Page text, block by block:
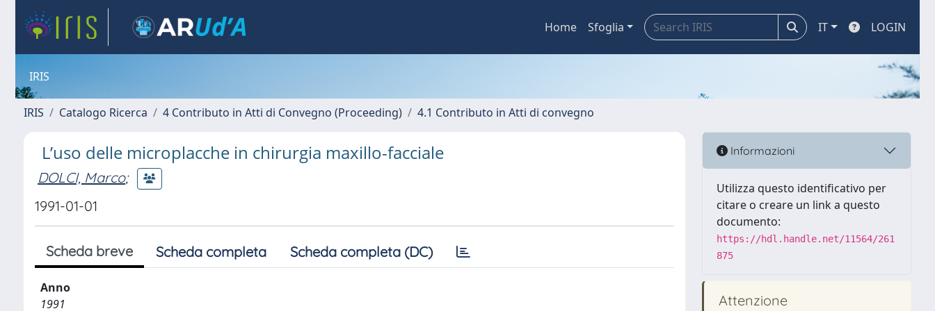
Home Sfoglia IT LOGIN
IRIS
IRIS Catalogo Ricerca 4 Contributo in Atti di Convegno (Proceeding) 4.1 Contributo in Atti di convegno
L’uso delle microplacche in chirurgia maxillo-facciale
DOLCI, Marco;
1991-01-01
Scheda breve Scheda completa Scheda completa (DC)
Anno
1991
Informazioni
Utilizza questo identificativo per
citare o creare un link a questo
documento:
https://hdl.handle.net/11564/261
875
Attenzione